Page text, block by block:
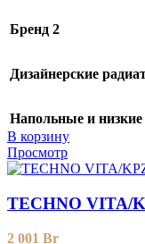
Бренд 2
Дизайнерские
Напольные и
В корзину
Просмотр
TECHNO VITA/
2 001 Br